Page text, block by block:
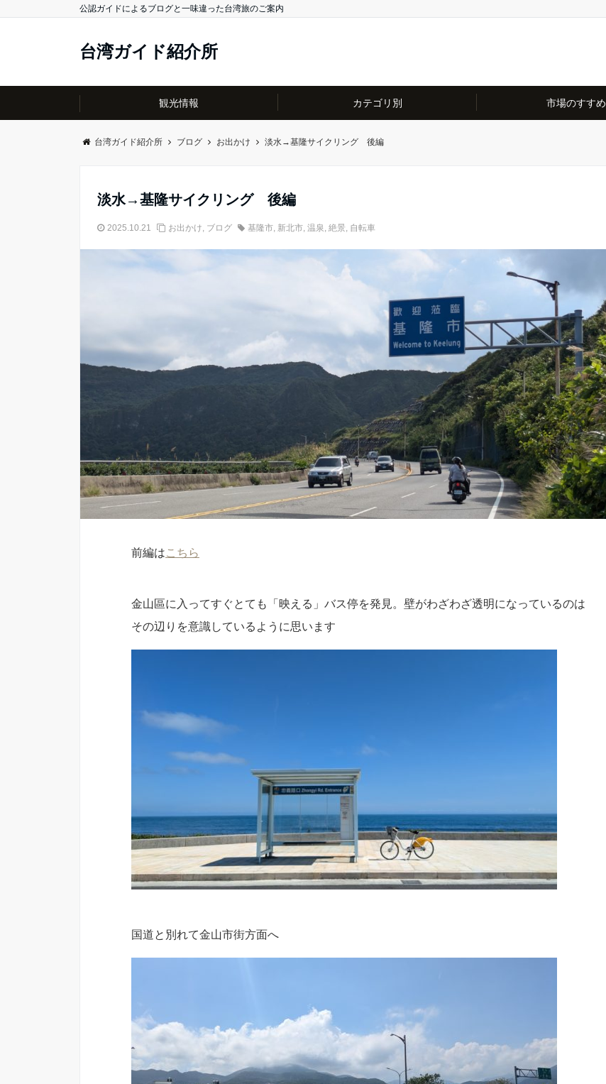
公認ガイドによるブログと一味違った台湾旅のご案内
台湾ガイド紹介所
観光情報 カテゴリ別 市場のすすめ
台湾ガイド紹介所 ブログ お出かけ 淡水→基隆サイクリング 後編
淡水→基隆サイクリング 後編
2025.10.21 お出かけ, ブログ 基隆市, 新北市, 温泉, 絶景, 自転車
前編はこちら
金山區に入ってすぐとても「映える」バス停を発見。壁がわざわざ透明になっているのは
その辺りを意識しているように思います
国道と別れて金山市街方面へ